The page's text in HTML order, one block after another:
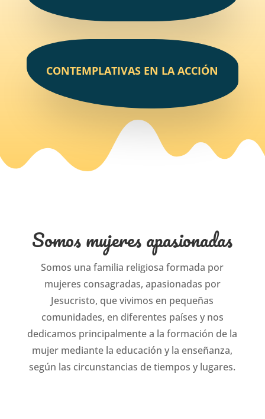
CONTEMPLATIVAS EN LA ACCIÓN
Somos mujeres apasionadas
Somos una familia religiosa formada por
mujeres consagradas, apasionadas por
Jesucristo, que vivimos en pequeñas
comunidades, en diferentes países y nos
dedicamos principalmente a la formación de la
mujer mediante la educación y la enseñanza,
según las circunstancias de tiempos y lugares.